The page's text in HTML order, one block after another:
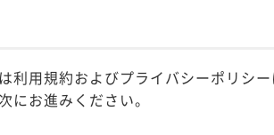
利用規約およびプライバシーポリシー
にお進みください。